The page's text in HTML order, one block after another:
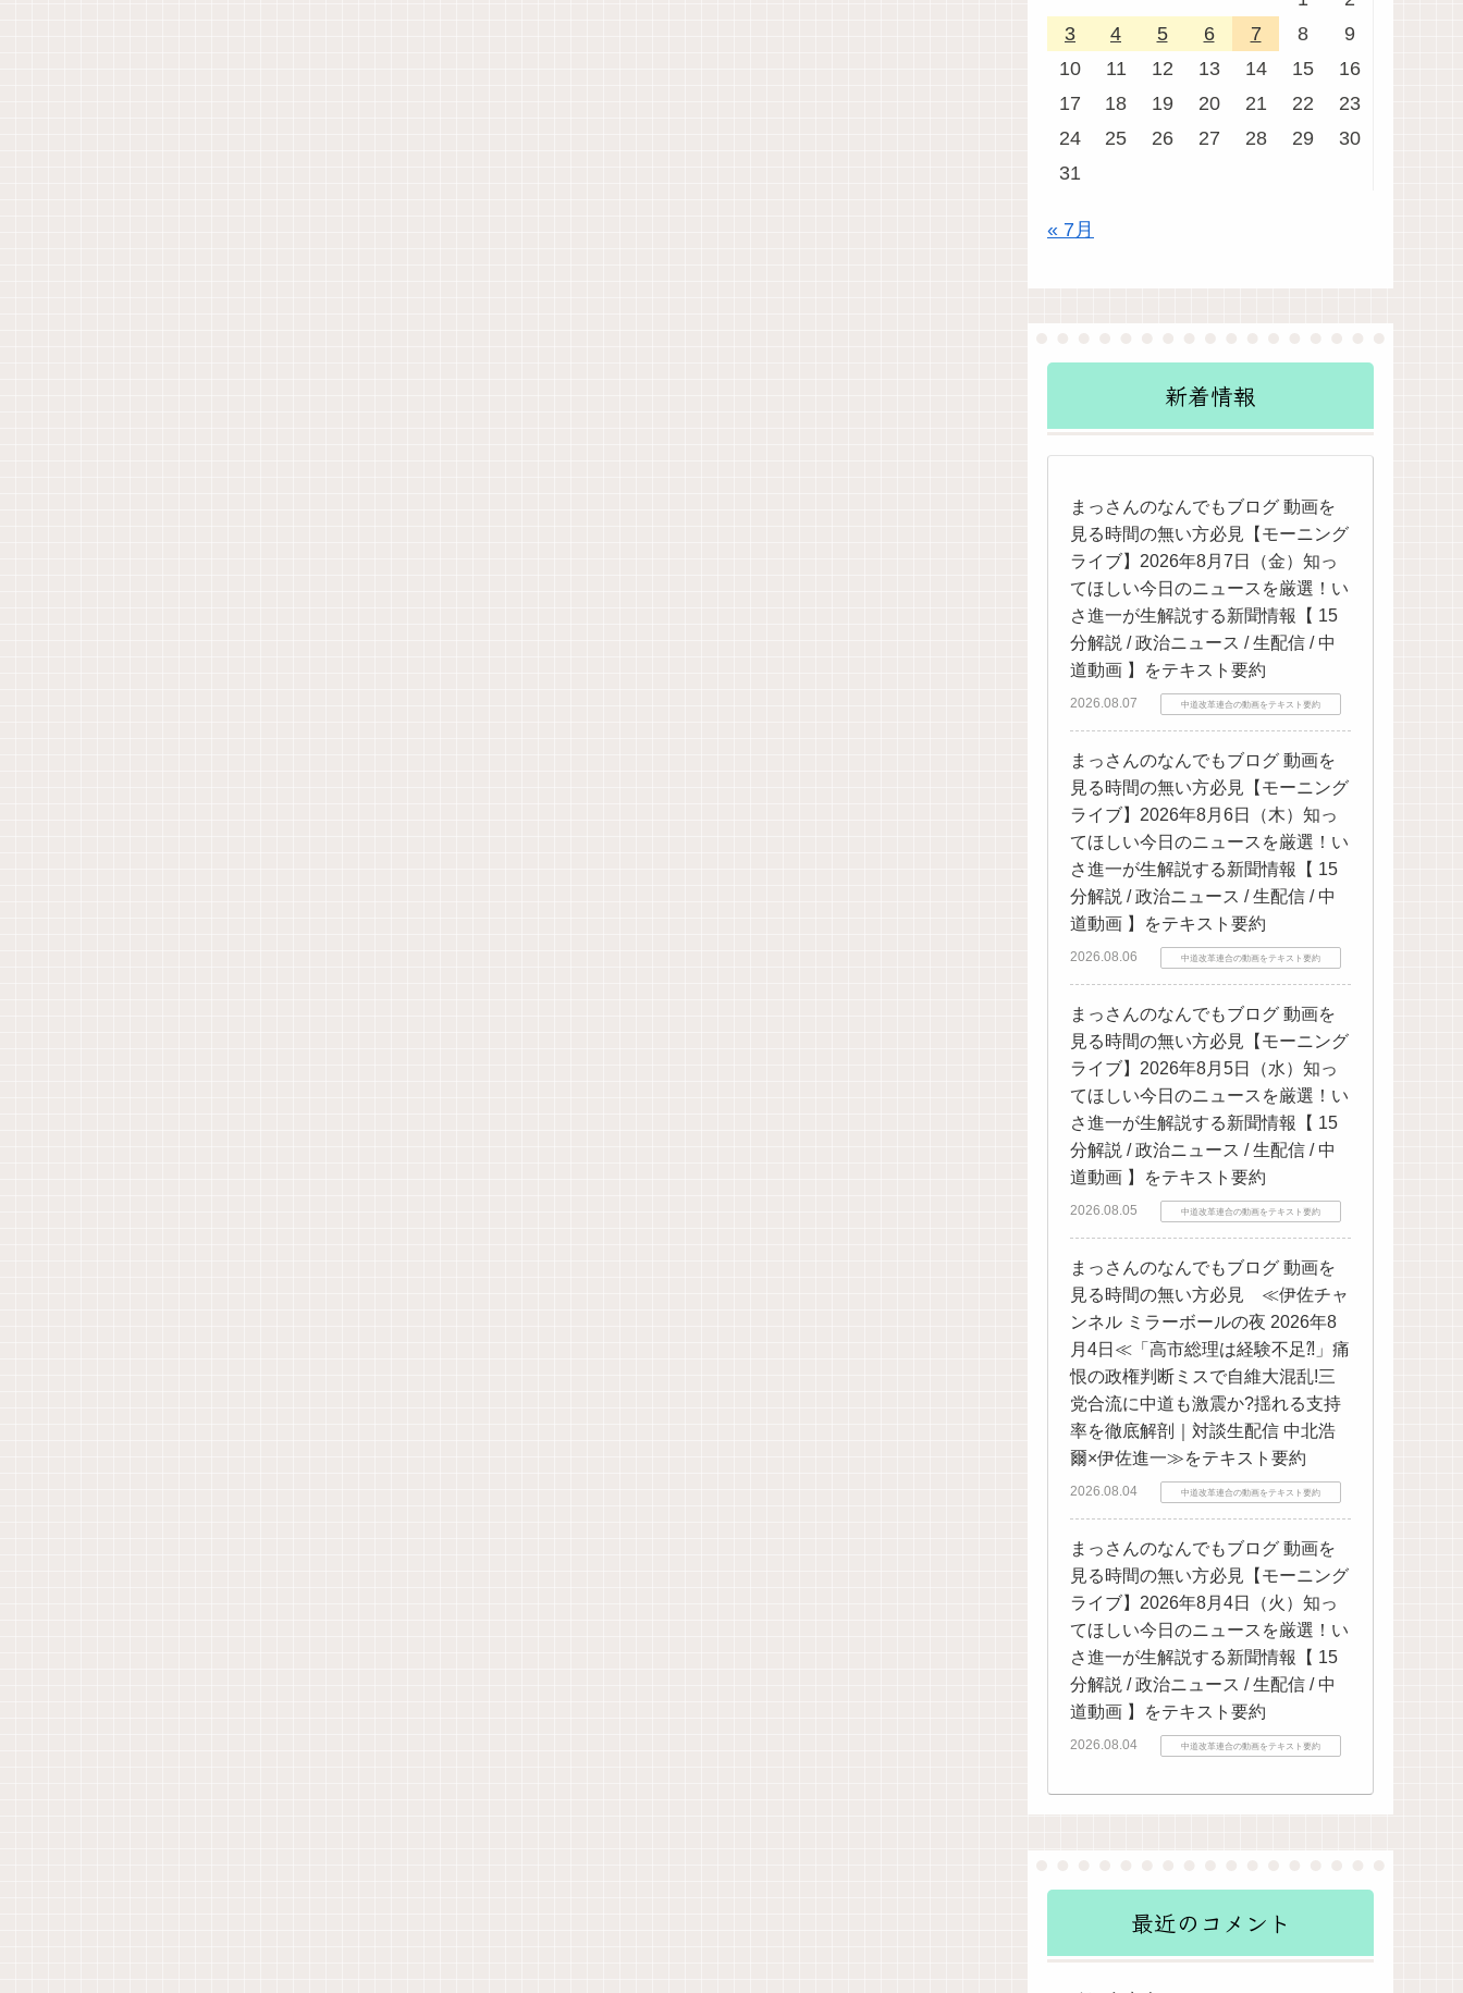
3
4 5 6 7 8
9
10
11 12 13 14 15
16
17
18 19 20 21 22
23
24
25 26 27 28 29
30
31
« 7月
新着情報
まっさんのなんでもブログ 動画を
見る時間の無い方必見【モーニング
ライブ】2026年8月7日（金）知っ
てほしい今日のニュースを厳選！い
さ進一が生解説する新聞情報【 15
分解説 / 政治ニュース / 生配信 / 中
道動画 】をテキスト要約
2026.08.07 中道改革連合の動画をテキスト要約
まっさんのなんでもブログ 動画を
見る時間の無い方必見【モーニング
ライブ】2026年8月6日（木）知っ
てほしい今日のニュースを厳選！い
さ進一が生解説する新聞情報【 15
分解説 / 政治ニュース / 生配信 / 中
道動画 】をテキスト要約
2026.08.06 中道改革連合の動画をテキスト要約
まっさんのなんでもブログ 動画を
見る時間の無い方必見【モーニング
ライブ】2026年8月5日（水）知っ
てほしい今日のニュースを厳選！い
さ進一が生解説する新聞情報【 15
分解説 / 政治ニュース / 生配信 / 中
道動画 】をテキスト要約
2026.08.05 中道改革連合の動画をテキスト要約
まっさんのなんでもブログ 動画を
見る時間の無い方必見 ≪伊佐チャ
ンネル ミラーボールの夜 2026年8
月4日≪「高市総理は経験不足⁈」痛
恨の政権判断ミスで自維大混乱!三
党合流に中道も激震か?揺れる支持
率を徹底解剖｜対談生配信 中北浩
爾×伊佐進一≫をテキスト要約
2026.08.04 中道改革連合の動画をテキスト要約
まっさんのなんでもブログ 動画を
見る時間の無い方必見【モーニング
ライブ】2026年8月4日（火）知っ
てほしい今日のニュースを厳選！い
さ進一が生解説する新聞情報【 15
分解説 / 政治ニュース / 生配信 / 中
道動画 】をテキスト要約
2026.08.04 中道改革連合の動画をテキスト要約
最近のコメント